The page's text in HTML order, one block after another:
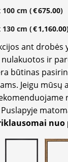
100 cm (€675.00)
130 cm (€1,160.00
ant
ir
būtinas
Jeigu
Puslapyje